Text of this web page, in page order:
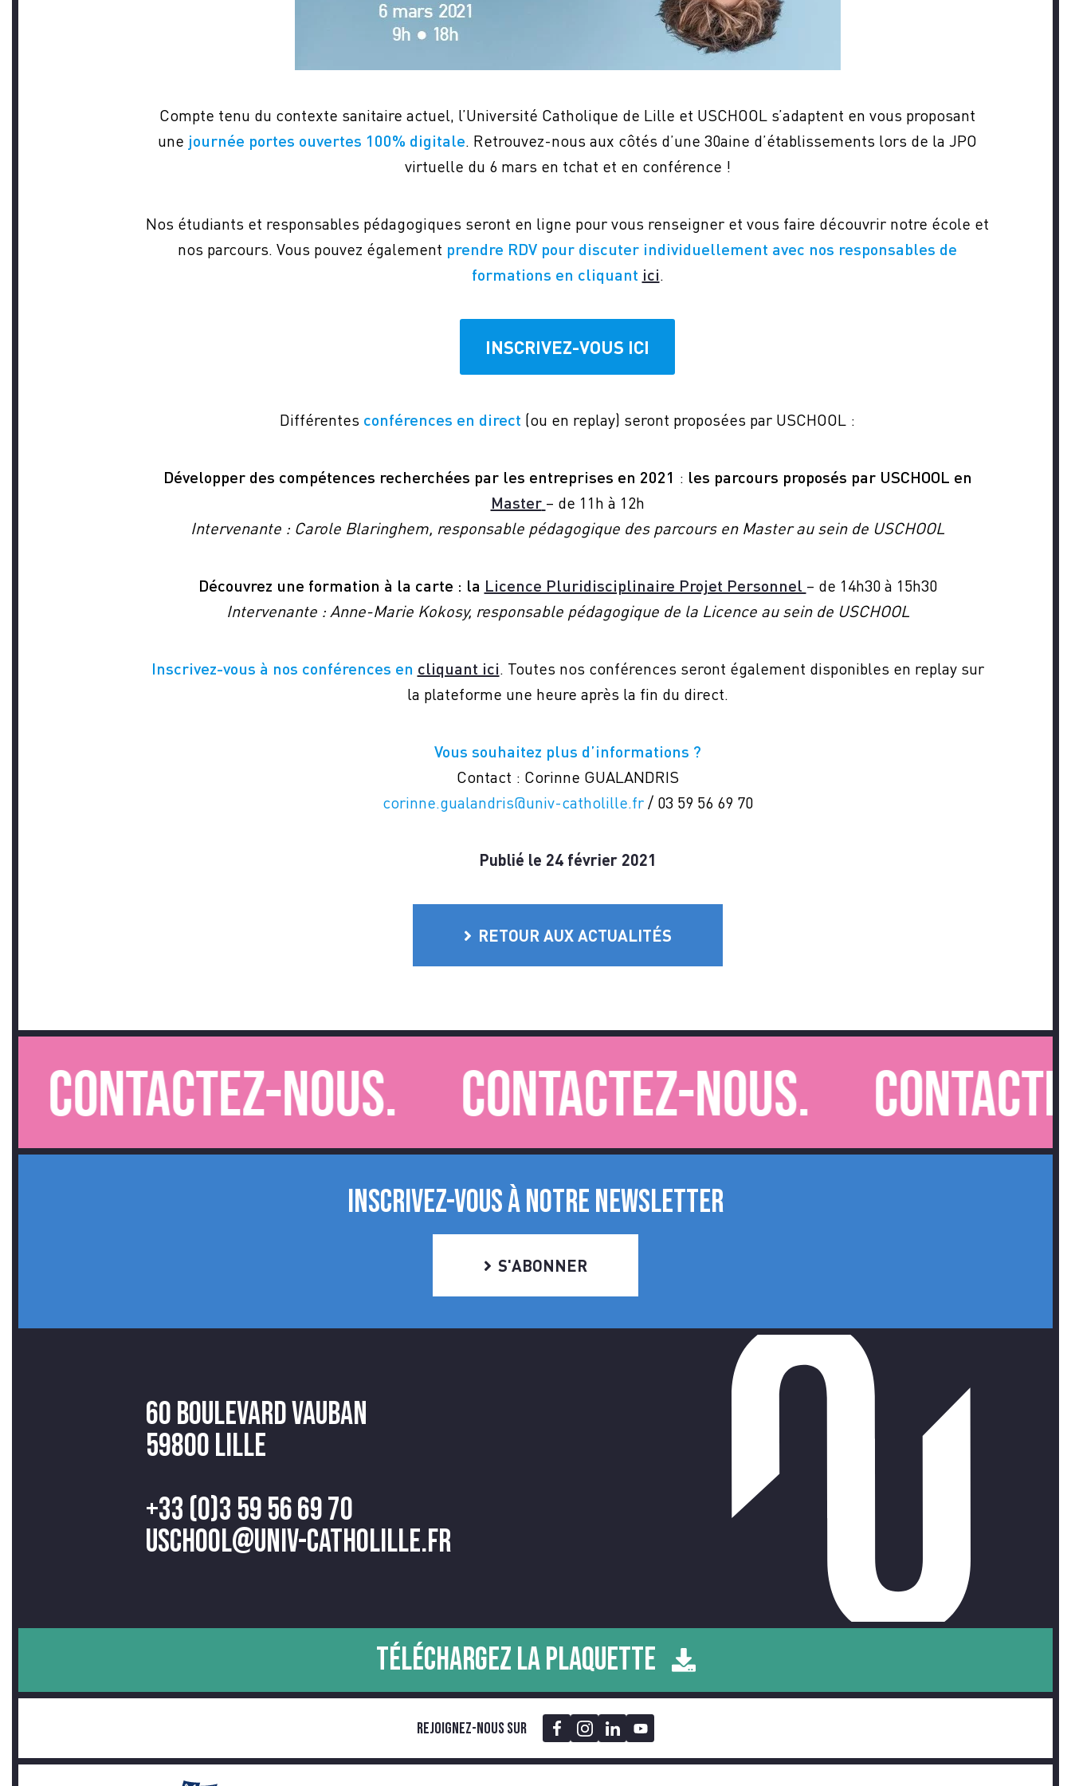
VOUS
CONTACTEZ-
NOUS
Compte tenu du contexte sanitaire actuel, l’Université Catholique de Lille et USCHOOL s’adaptent en vous proposant
une journée portes ouvertes 100% digitale. Retrouvez-nous aux côtés d’une 30aine d’établissements lors de la JPO
virtuelle du 6 mars en tchat et en conférence !
Nos étudiants et responsables pédagogiques seront en ligne pour vous renseigner et vous faire découvrir notre école et
nos parcours. Vous pouvez également prendre RDV pour discuter individuellement avec nos responsables de
formations en cliquant ici.
INSCRIVEZ-VOUS ICI
Différentes conférences en direct (ou en replay) seront proposées par USCHOOL :
Développer des compétences recherchées par les entreprises en 2021 : les parcours proposés par USCHOOL en
Master – de 11h à 12h
Intervenante : Carole Blaringhem, responsable pédagogique des parcours en Master au sein de USCHOOL
Découvrez une formation à la carte : la Licence Pluridisciplinaire Projet Personnel – de 14h30 à 15h30
Intervenante : Anne-Marie Kokosy, responsable pédagogique de la Licence au sein de USCHOOL
Inscrivez-vous à nos conférences en cliquant ici. Toutes nos conférences seront également disponibles en replay sur
la plateforme une heure après la fin du direct.
Vous souhaitez plus d’informations ?
Contact : Corinne GUALANDRIS
corinne.gualandris@univ-catholille.fr/ 03 59 56 69 70
Publié le 24 février 2021
RETOUR AUX ACTUALITÉS
nous. Contactez-nous.
INSCRIVEZ-VOUS À NOTRE NEWSLETTER
S'ABONNER
60 Boulevard Vauban
59800 Lille
+33 (0)3 59 56 69 70
uschool@univ-catholille.fr
TÉLÉCHARGEZ LA PLAQUETTE
Rejoignez-nous sur